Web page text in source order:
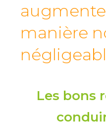
manière
Les bons